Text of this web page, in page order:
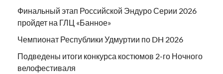
Финальный этап Российской Эндуро Серии 2026
пройдет на ГЛЦ «Банное»
Чемпионат Республики Удмуртии по DH 2026
Подведены итоги конкурса костюмов 2-го Ночного
велофестиваля